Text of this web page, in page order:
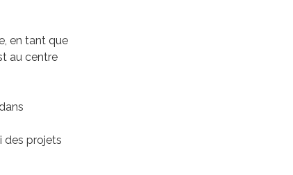
en tant que
au centre
des projets